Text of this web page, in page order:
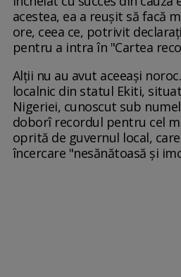
acestea, ea a reușit să facă
ore, ceea ce, potrivit
pentru a intra în "Cartea
Alții nu au avut aceeași
localnic din statul Ekiti,
Nigeriei, cunoscut sub
doborî recordul pentru cel
oprită de guvernul local,
încercare "nesănătoasă și